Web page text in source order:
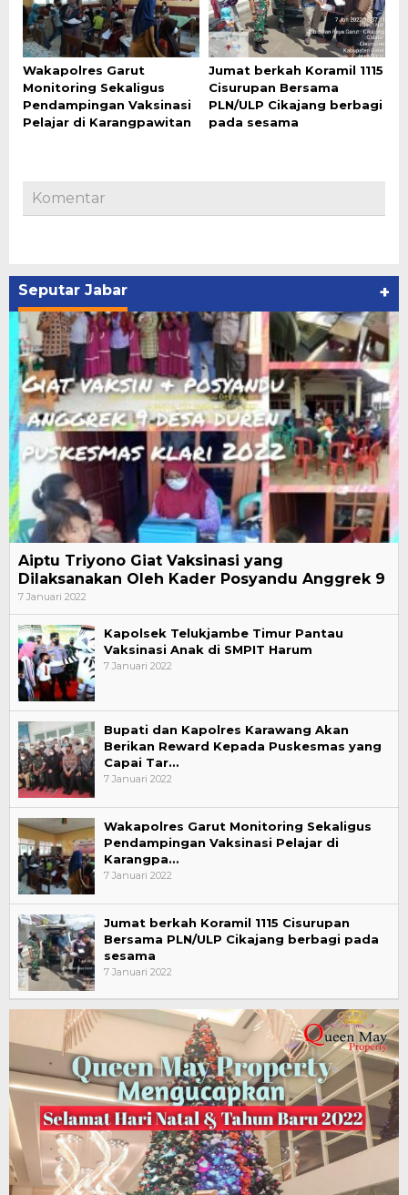
Wakapolres Garut
Monitoring Sekaligus
Pendampingan Vaksinasi
Pelajar di Karangpawitan
Jumat berkah Koramil 1115
Cisurupan Bersama
PLN/ULP Cikajang berbagi
pada sesama
Komentar
Seputar Jabar +
Aiptu Triyono Giat Vaksinasi yang
Dilaksanakan Oleh Kader Posyandu Anggrek 9
7 Januari 2022
Kapolsek Telukjambe Timur Pantau
Vaksinasi Anak di SMPIT Harum
7 Januari 2022
Bupati dan Kapolres Karawang Akan
Berikan Reward Kepada Puskesmas yang
Capai Tar…
7 Januari 2022
Wakapolres Garut Monitoring Sekaligus
Pendampingan Vaksinasi Pelajar di
Karangpa…
7 Januari 2022
Jumat berkah Koramil 1115 Cisurupan
Bersama PLN/ULP Cikajang berbagi pada
sesama
7 Januari 2022